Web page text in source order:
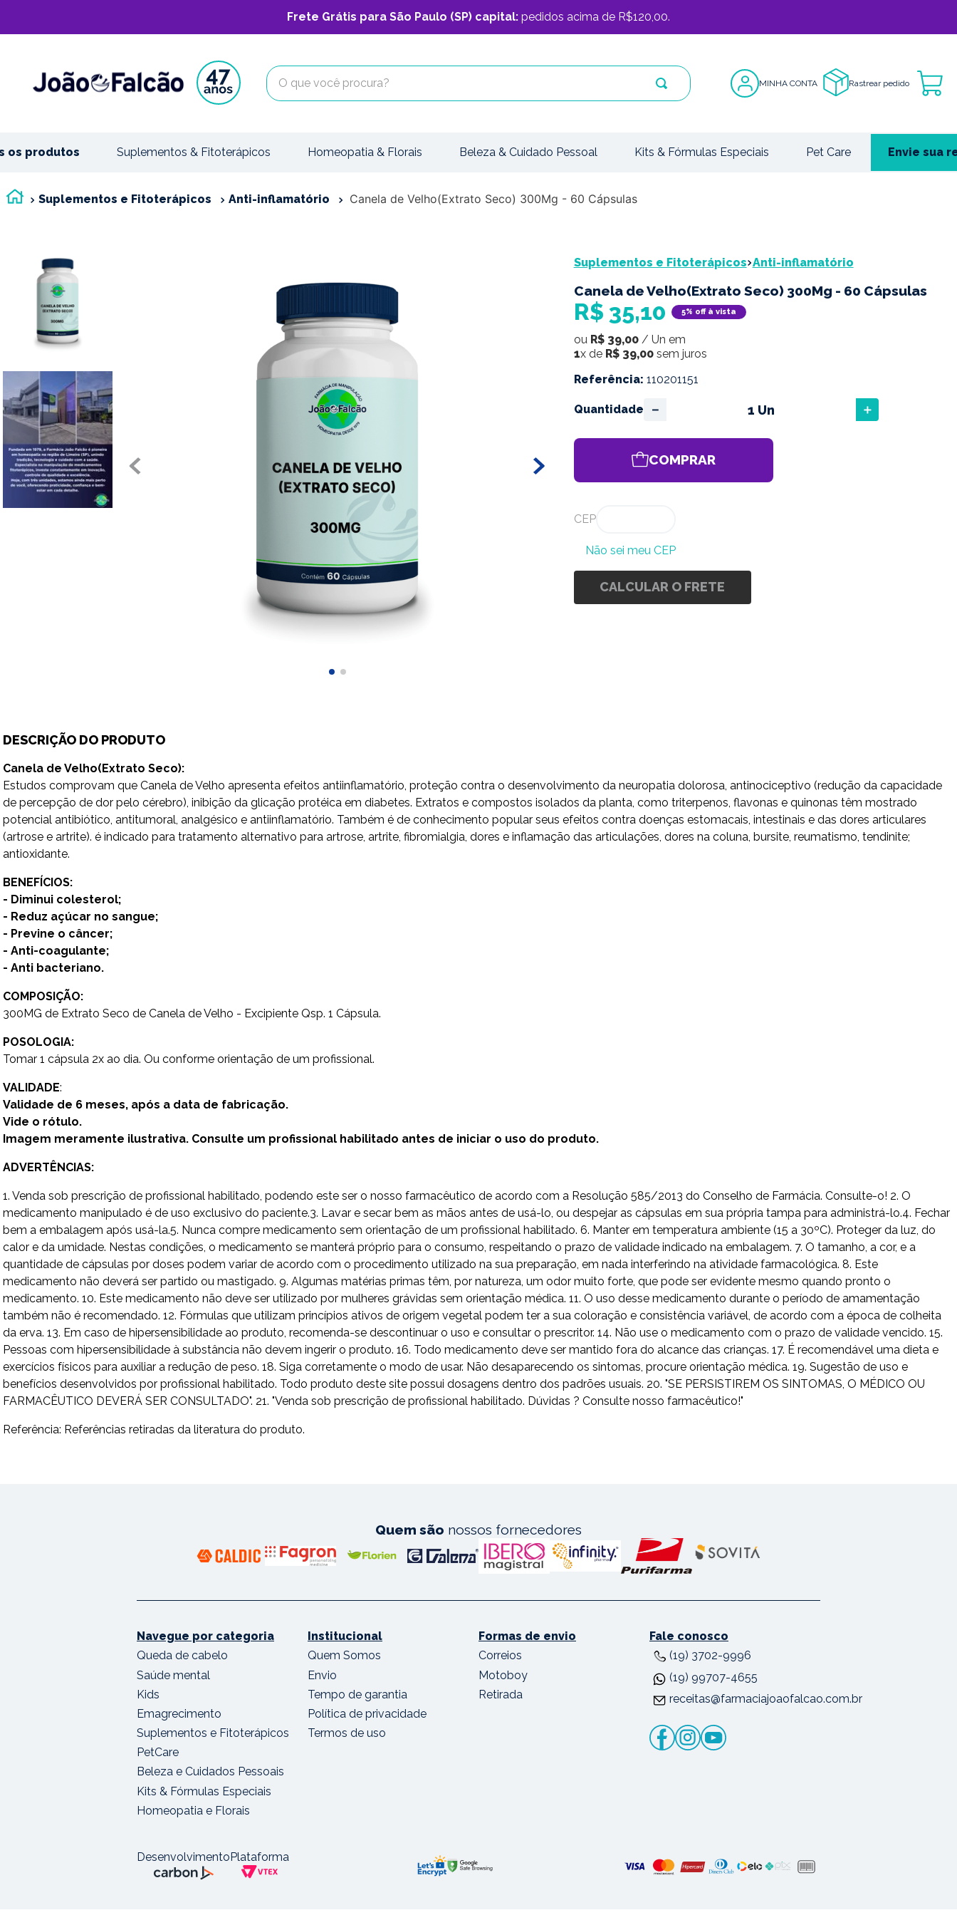
Frete Grátis para São Paulo (SP) capital: pedidos acima de R$120,00.
O que você procura?
MINHA CONTA Rastrear pedido
os produtos Suplementos & Fitoterápicos Homeopatia & Florais Beleza & Cuidado Pessoal Kits & Fórmulas Especiais Pet Care Envie sua
Suplementos e Fitoterápicos Anti-inflamatório Canela de Velho(Extrato Seco) 300Mg - 60 Cápsulas
Suplementos e Fitoterápicos Anti-inflamatório
Canela de Velho(Extrato Seco) 300Mg - 60 Cápsulas
R$ 35,10 5% off à vista
ou R$ 39,00/ Un em
1x de R$ 39,00sem juros
Referência: 110201151
Quantidade ＋
－
COMPRAR
CEP
Não sei meu CEP
CALCULAR O FRETE
DESCRIÇÃO DO PRODUTO
Canela de Velho(Extrato Seco):
Estudos comprovam que Canela de Velho apresenta efeitos antiinflamatório, proteção contra o desenvolvimento da neuropatia dolorosa, antinociceptivo (redução da capacidade
de percepção de dor pelo cérebro), inibição da glicação protéica em diabetes. Extratos e compostos isolados da planta, como triterpenos, flavonas e quinonas têm mostrado
potencial antibiótico, antitumoral, analgésico e antiinflamatório. Também é de conhecimento popular seus efeitos contra doenças estomacais, intestinais e das dores articulares
(artrose e artrite). é indicado para tratamento alternativo para artrose, artrite, fibromialgia, dores e inflamação das articulações, dores na coluna, bursite, reumatismo, tendinite;
antioxidante.
BENEFÍCIOS:
- Diminui colesterol;
- Reduz açúcar no sangue;
- Previne o câncer;
- Anti-coagulante;
- Anti bacteriano.
COMPOSIÇÃO:
300MG de Extrato Seco de Canela de Velho - Excipiente Qsp. 1 Cápsula.
POSOLOGIA:
Tomar 1 cápsula 2x ao dia. Ou conforme orientação de um profissional.
VALIDADE:
Validade de 6 meses, após a data de fabricação.
Vide o rótulo.
Imagem meramente ilustrativa. Consulte um profissional habilitado antes de iniciar o uso do produto.
ADVERTÊNCIAS:
1. Venda sob prescrição de profissional habilitado, podendo este ser o nosso farmacêutico de acordo com a Resolução 585/2013 do Conselho de Farmácia. Consulte-o! 2. O
medicamento manipulado é de uso exclusivo do paciente.3. Lavar e secar bem as mãos antes de usá-lo, ou despejar as cápsulas em sua própria tampa para administrá-lo.4. Fechar
bem a embalagem após usá-la.5. Nunca compre medicamento sem orientação de um profissional habilitado. 6. Manter em temperatura ambiente (15 a 30ºC). Proteger da luz, do
calor e da umidade. Nestas condições, o medicamento se manterá próprio para o consumo, respeitando o prazo de validade indicado na embalagem. 7. O tamanho, a cor, e a
quantidade de cápsulas por doses podem variar de acordo com o procedimento utilizado na sua preparação, em nada interferindo na atividade farmacológica. 8. Este
medicamento não deverá ser partido ou mastigado. 9. Algumas matérias primas têm, por natureza, um odor muito forte, que pode ser evidente mesmo quando pronto o
medicamento. 10. Este medicamento não deve ser utilizado por mulheres grávidas sem orientação médica. 11. O uso desse medicamento durante o período de amamentação
também não é recomendado. 12. Fórmulas que utilizam princípios ativos de origem vegetal podem ter a sua coloração e consistência variável, de acordo com a época de colheita
da erva. 13. Em caso de hipersensibilidade ao produto, recomenda-se descontinuar o uso e consultar o prescritor. 14. Não use o medicamento com o prazo de validade vencido. 15.
Pessoas com hipersensibilidade à substância não devem ingerir o produto. 16. Todo medicamento deve ser mantido fora do alcance das crianças. 17. É recomendável uma dieta e
exercícios físicos para auxiliar a redução de peso. 18. Siga corretamente o modo de usar. Não desaparecendo os sintomas, procure orientação médica. 19. Sugestão de uso e
benefícios desenvolvidos por profissional habilitado. Todo produto deste site possui dosagens dentro dos padrões usuais. 20. "SE PERSISTIREM OS SINTOMAS, O MÉDICO OU
FARMACÊUTICO DEVERÁ SER CONSULTADO". 21. "Venda sob prescrição de profissional habilitado. Dúvidas ? Consulte nosso farmacêutico!"
Referência: Referências retiradas da literatura do produto.
Quem são nossos fornecedores
Navegue por categoria
Queda de cabelo
Saúde mental
Kids
Emagrecimento
Suplementos e Fitoterápicos
PetCare
Beleza e Cuidados Pessoais
Kits & Fórmulas Especiais
Homeopatia e Florais
Institucional
Quem Somos
Envio
Tempo de garantia
Política de privacidade
Termos de uso
Formas de envio
Correios
Motoboy
Retirada
Fale conosco
(19) 3702-9996
(19) 99707-4655
receitas@farmaciajoaofalcao.com.br
DesenvolvimentoPlataforma